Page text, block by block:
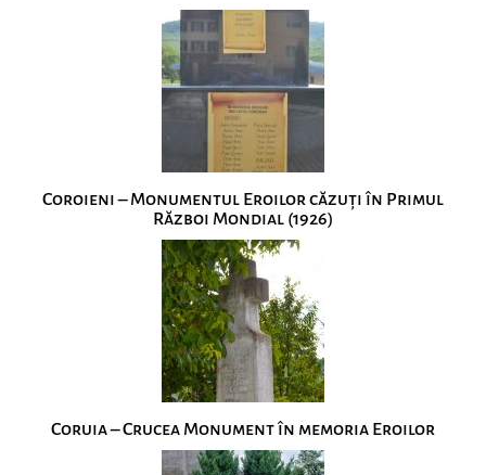
Coroieni – Monumentul Eroilor căzuţi în Primul
Război Mondial (1926)
Coruia – Crucea Monument în memoria Eroilor